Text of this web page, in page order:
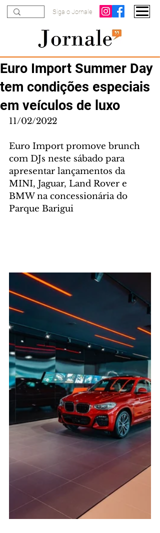
Siga o Jornale
Euro Import Summer Day
tem condições especiais
em veículos de luxo
11/02/2022
Euro Import promove brunch
com DJs neste sábado para
apresentar lançamentos da
MINI, Jaguar, Land Rover e
BMW na concessionária do
Parque Barigui